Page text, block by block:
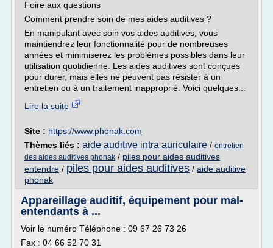
Foire aux questions
Comment prendre soin de mes aides auditives ?
En manipulant avec soin vos aides auditives, vous
maintiendrez leur fonctionnalité pour de nombreuses
années et minimiserez les problèmes possibles dans leur
utilisation quotidienne. Les aides auditives sont conçues
pour durer, mais elles ne peuvent pas résister à un
entretien ou à un traitement inapproprié. Voici quelques...
Lire la suite
Site : https://www.phonak.com
Thèmes liés : aide auditive intra auriculaire / entretien
des aides auditives phonak / piles pour aides auditives
entendre / piles pour aides auditives / aide auditive
phonak
Appareillage auditif, équipement pour mal-
entendants à ...
Voir le numéro Téléphone : 09 67 26 73 26
Fax : 04 66 52 70 31